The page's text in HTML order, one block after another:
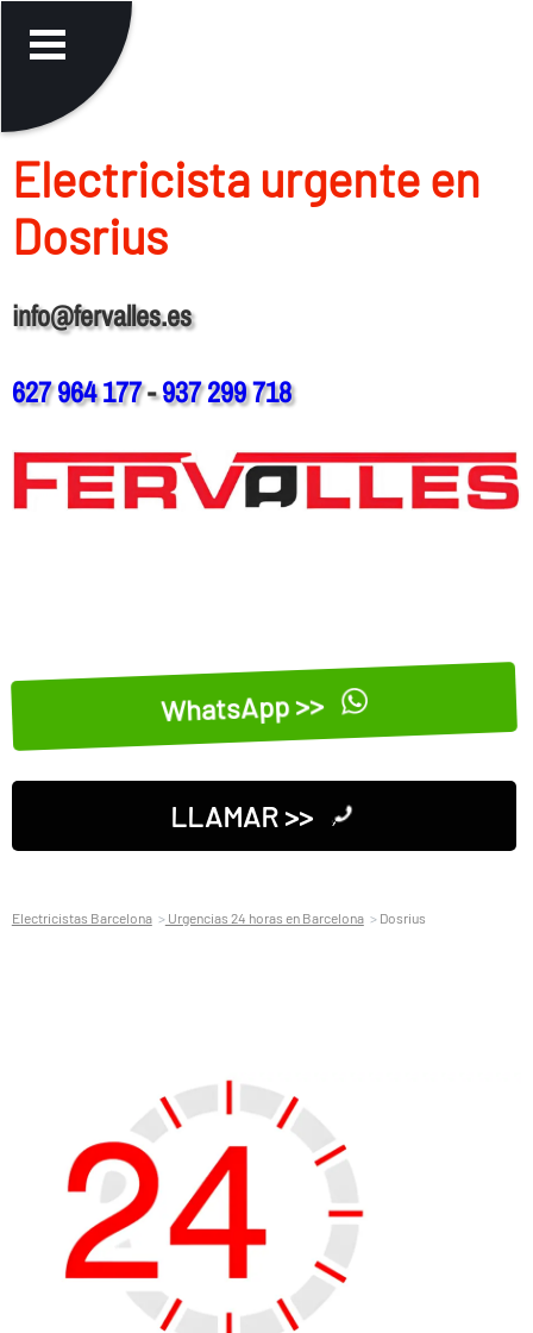
Electricista urgente en
Dosrius
info@fervalles.es
627 964 177-937 299 718
WhatsApp >>
LLAMAR >>
Electricistas Barcelona Urgencias 24 horas en Barcelona Dosrius